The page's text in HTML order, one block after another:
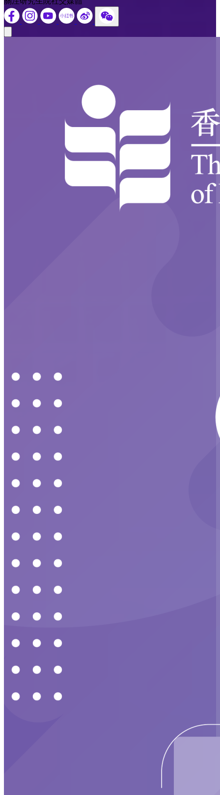
Close modal